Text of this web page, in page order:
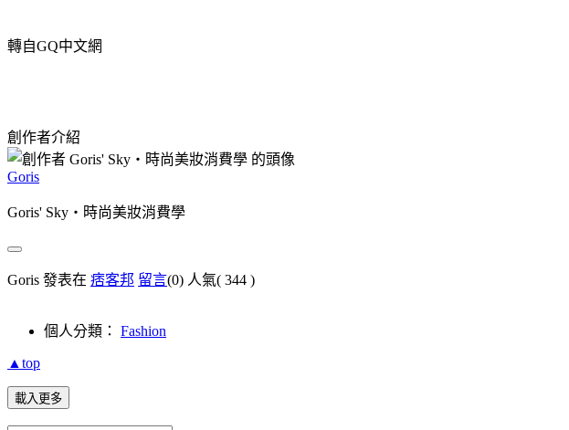
轉自GQ中文網
創作者介紹
Goris
Goris' Sky‧時尚美妝消費學
Goris 發表在 痞客邦 留言(0) 人氣( 344 )
個人分類： Fashion
▲top
載入更多